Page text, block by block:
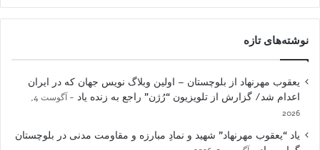
نوشته‌های تازه
یعقوب مهرنهاد از بلوچستان – اولین وبلاگ نویس جهان که در ایران
اعدام شد/ گزارش از تلویزیون “رُژن” راجع به زنده یاد
آگوست 4,
2026
یاد “یعقوب مهرنهاد” شهید و نمادِ مبارزه و مقاومت مدنی در بلوچستان